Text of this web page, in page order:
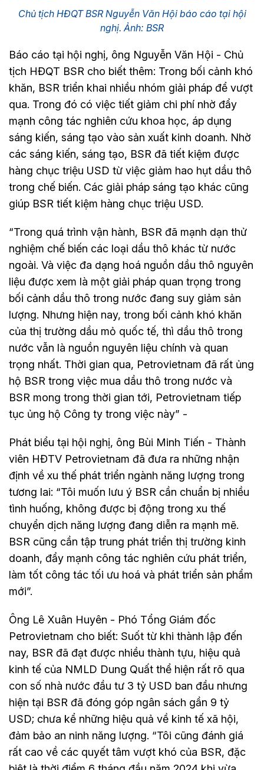
Chủ tịch HĐQT BSR Nguyễn Văn Hội báo cáo tại hội
nghị. Ảnh: BSR
Báo cáo tại hội nghị, ông Nguyễn Văn Hội - Chủ
tịch HĐQT BSR cho biết thêm: Trong bối cảnh khó
khăn, BSR triển khai nhiều nhóm giải pháp để vượt
qua. Trong đó có việc tiết giảm chi phí nhờ đẩy
mạnh công tác nghiên cứu khoa học, áp dụng
sáng kiến, sáng tạo vào sản xuất kinh doanh. Nhờ
các sáng kiến, sáng tạo, BSR đã tiết kiệm được
hàng chục triệu USD từ việc giảm hao hụt dầu thô
trong chế biến. Các giải pháp sáng tạo khác cũng
giúp BSR tiết kiệm hàng chục triệu USD.
“Trong quá trình vận hành, BSR đã mạnh dạn thử
nghiệm chế biến các loại dầu thô khác từ nước
ngoài. Và việc đa dạng hoá nguồn dầu thô nguyên
liệu được xem là một giải pháp quan trọng trong
bối cảnh dầu thô trong nước đang suy giảm sản
lượng. Nhưng hiện nay, trong bối cảnh khó khăn
của thị trường dầu mỏ quốc tế, thì dầu thô trong
nước vẫn là nguồn nguyên liệu chính và quan
trọng nhất. Thời gian qua, Petrovietnam đã rất ủng
hộ BSR trong việc mua dầu thô trong nước và
BSR mong trong thời gian tới, Petrovietnam tiếp
tục ủng hộ Công ty trong việc này” -
Phát biểu tại hội nghị, ông Bùi Minh Tiến - Thành
viên HĐTV Petrovietnam đã đưa ra những nhận
định về xu thế phát triển ngành năng lượng trong
tương lai: “Tôi muốn lưu ý BSR cần chuẩn bị nhiều
tình huống, không được bị động trong xu thế
chuyển dịch năng lượng đang diễn ra mạnh mẽ.
BSR cũng cần tập trung phát triển thị trường kinh
doanh, đẩy mạnh công tác nghiên cứu phát triển,
làm tốt công tác tối ưu hoá và phát triển sản phẩm
mới”.
Ông Lê Xuân Huyên - Phó Tổng Giám đốc
Petrovietnam cho biết: Suốt từ khi thành lập đến
nay, BSR đã đạt được nhiều thành tựu, hiệu quả
kinh tế của NMLD Dung Quất thể hiện rất rõ qua
con số nhà nước đầu tư 3 tỷ USD ban đầu nhưng
hiện tại BSR đã đóng góp ngân sách gần 9 tỷ
USD; chưa kể những hiệu quả về kinh tế xã hội,
đảm bảo an ninh năng lượng. “Tôi cũng đánh giá
rất cao về các quyết tâm vượt khó của BSR, đặc